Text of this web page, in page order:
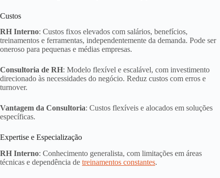
Custos
RH Interno: Custos fixos elevados com salários, benefícios,
treinamentos e ferramentas, independentemente da demanda. Pode ser
oneroso para pequenas e médias empresas.
Consultoria de RH: Modelo flexível e escalável, com investimento
direcionado às necessidades do negócio. Reduz custos com erros e
turnover.
Vantagem da Consultoria: Custos flexíveis e alocados em soluções
específicas.
Expertise e Especialização
RH Interno: Conhecimento generalista, com limitações em áreas
técnicas e dependência de treinamentos constantes.